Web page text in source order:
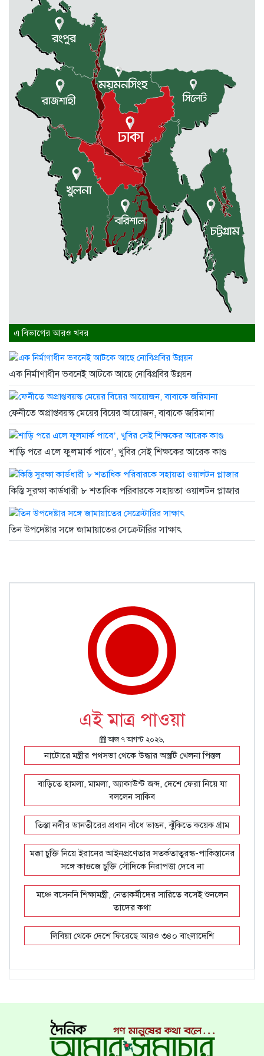
নেত্রকোনায় নিজ বসত ঘরে গলা...
2 weeks আগে
ফ্যাসিস্টের দোসর চুপ্পুকে গ্রেফতার করে...
2 weeks আগে
এ বিভাগের আরও খবর
এক নির্মাণাধীন ভবনেই আটকে আছে নোবিপ্রবির উন্নয়ন
ফেনীতে অপ্রাপ্তবয়স্ক মেয়ের বিয়ের আয়োজন, বাবাকে জরিমানা
শাড়ি পরে এলে ফুলমার্ক পাবে’, খুবির সেই শিক্ষকের আরেক কাণ্ড
কিস্তি সুরক্ষা কার্ডধারী ৮ শতাধিক পরিবারকে সহায়তা ওয়ালটন প্লাজার
তিন উপদেষ্টার সঙ্গে জামায়াতের সেক্রেটারির সাক্ষাৎ
এই মাত্র পাওয়া
আজ ৭ আগস্ট ২০২৬,
নাটোরে মন্ত্রীর পথসভা থেকে উদ্ধার অস্ত্রটি খেলনা পিস্তল
বাড়িতে হামলা, মামলা, অ্যাকাউন্ট জব্দ, দেশে ফেরা নিয়ে যা
বললেন সাকিব
তিস্তা নদীর ডানতীরের প্রধান বাঁধে ভাঙন, ঝুঁকিতে কয়েক গ্রাম
মক্কা চুক্তি নিয়ে ইরানের আইনপ্রণেতার সতর্কতাতুরস্ক-পাকিস্তানের
সঙ্গে কাগুজে চুক্তি সৌদিকে নিরাপত্তা দেবে না
মঞ্চে বসেননি শিক্ষামন্ত্রী, নেতাকর্মীদের সারিতে বসেই শুনলেন
তাদের কথা
লিবিয়া থেকে দে‌শে ফি‌রে‌ছে আরও ৩৪০ বাংলাদেশি